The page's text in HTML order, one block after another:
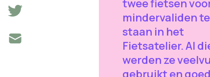
twee fietsen
mindervaliden
staan in het
Fietsatelier. Al
werden ze
gebruikt en goed